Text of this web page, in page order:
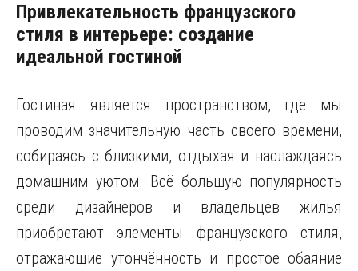
Привлекательность французского
стиля в интерьере: создание
идеальной гостиной
Гостиная является пространством, где мы
проводим значительную часть своего времени,
собираясь с близкими, отдыхая и наслаждаясь
домашним уютом. Всё большую популярность
среди дизайнеров и владельцев жилья
приобретают элементы французского стиля,
отражающие утончённость и простое обаяние